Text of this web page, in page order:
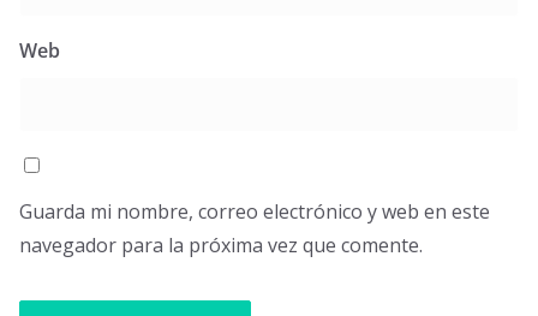
Web
Guarda mi nombre, correo electrónico y web en este
navegador para la próxima vez que comente.